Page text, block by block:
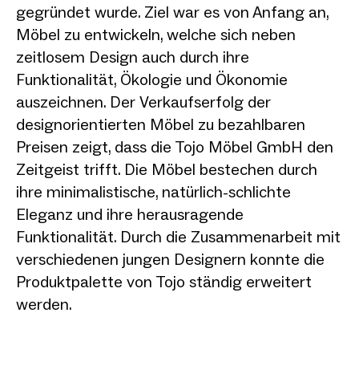
gegründet wurde. Ziel war es von Anfang an,
Möbel zu entwickeln, welche sich neben
zeitlosem Design auch durch ihre
Funktionalität, Ökologie und Ökonomie
auszeichnen. Der Verkaufserfolg der
designorientierten Möbel zu bezahlbaren
Preisen zeigt, dass die Tojo Möbel GmbH den
Zeitgeist trifft. Die Möbel bestechen durch
ihre minimalistische, natürlich-schlichte
Eleganz und ihre herausragende
Funktionalität. Durch die Zusammenarbeit mit
verschiedenen ­jungen Designern konnte die
Produktpalette von Tojo ständig erweitert
werden.